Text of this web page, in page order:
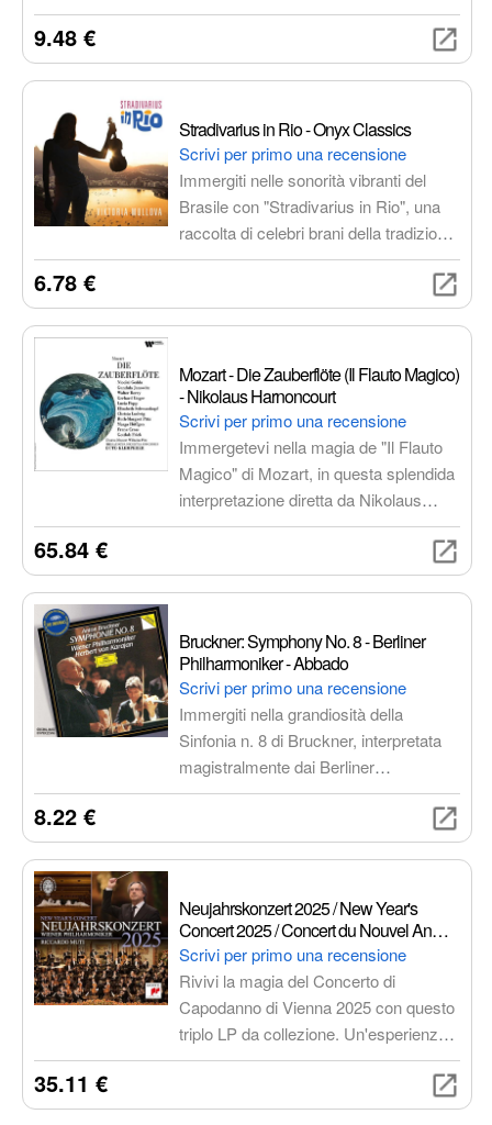
intrecciano in un dialogo musicale ricco
9.48 €
Stradivarius in Rio - Onyx Classics
Scrivi per primo una recensione
Immergiti nelle sonorità vibranti del
Brasile con "Stradivarius in Rio", una
raccolta di celebri brani della tradizione
brasiliana, prodotto da Onyx Classics.
Un viaggio musicale indimenticabile tra
samba, choro e bossa nova.
6.78 €
Mozart - Die Zauberflöte (Il Flauto Magico)
- Nikolaus Harnoncourt
Scrivi per primo una recensione
Immergetevi nella magia de "Il Flauto
Magico" di Mozart, in questa splendida
interpretazione diretta da Nikolaus
Harnoncourt. Un viaggio iniziatico tra
musicale senza tempo con un cast
65.84 €
Bruckner: Symphony No. 8 - Berliner
Philharmoniker - Abbado
Scrivi per primo una recensione
Immergiti nella grandiosità della
Sinfonia n. 8 di Bruckner, interpretata
magistralmente dai Berliner
Philharmoniker sotto la direzione di
Claudio Abbado. Una registrazione che
cattura l'essenza di una delle sinfonie
classico, offrendo un'esperienza di
ascolto indimenticabile.
8.22 €
Neujahrskonzert 2025 / New Year's
Concert 2025 / Concert du Nouvel An
2025 [3 LP]
Scrivi per primo una recensione
Rivivi la magia del Concerto di
Capodanno di Vienna 2025 con questo
triplo LP da collezione. Un'esperienza
acustica ineguagliabile, un programma
musicale ricco e un regalo perfetto per
gli amanti della musica classica.
35.11 €